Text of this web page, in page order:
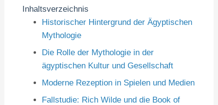
Inhaltsverzeichnis
Historischer Hintergrund der Ägyptischen
Mythologie
Die Rolle der Mythologie in der
ägyptischen Kultur und Gesellschaft
Moderne Rezeption in Spielen und Medien
Fallstudie: Rich Wilde und die Book of